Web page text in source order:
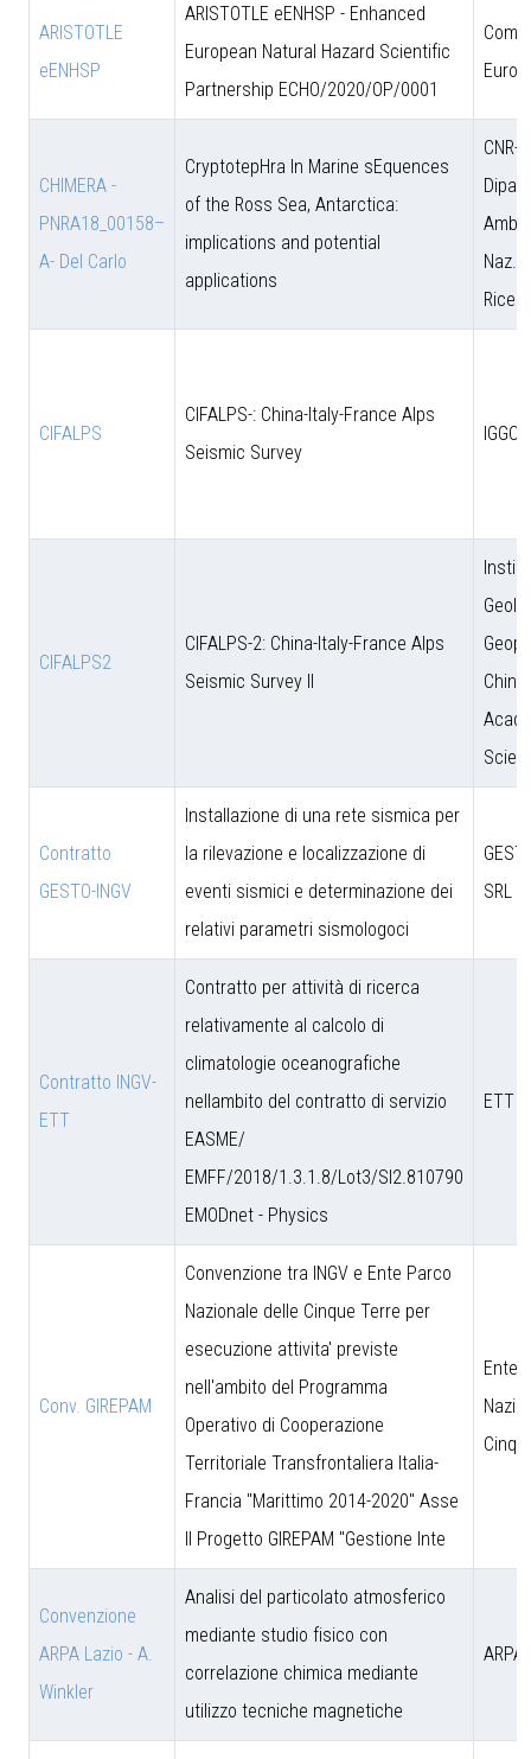
ARISTOTLE
eENHSP
ARISTOTLE eENHSP - Enhanced
European Natural Hazard Scientific
Partnership ECHO/2020/OP/0001
CHIMERA -
PNRA18_00158–
A- Del Carlo
CryptotepHra In Marine sEquences
of the Ross Sea, Antarctica:
implications and potential
applications
CNR-
Amb.
Naz.
CIFALPS
CIFALPS-: China-Italy-France Alps
Seismic Survey
CIFALPS2
CIFALPS-2: China-Italy-France Alps
Seismic Survey II
Contratto
GESTO-INGV
Installazione di una rete sismica per
la rilevazione e localizzazione di
eventi sismici e determinazione dei
relativi parametri sismologoci
SRL
Contratto INGV-
ETT
Contratto per attività di ricerca
relativamente al calcolo di
climatologie oceanografiche
nellambito del contratto di servizio
EASME/
EMFF/2018/1.3.1.8/Lot3/SI2.810790
EMODnet - Physics
ETT
Conv. GIREPAM
Convenzione tra INGV e Ente Parco
Nazionale delle Cinque Terre per
esecuzione attivita' previste
nell'ambito del Programma
Operativo di Cooperazione
Territoriale Transfrontaliera Italia-
Francia "Marittimo 2014-2020" Asse
II Progetto GIREPAM "Gestione Inte
Ente
Convenzione
ARPA Lazio - A.
Winkler
Analisi del particolato atmosferico
mediante studio fisico con
correlazione chimica mediante
utilizzo tecniche magnetiche
ARPA